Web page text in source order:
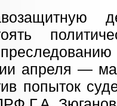
апреля —
попыток